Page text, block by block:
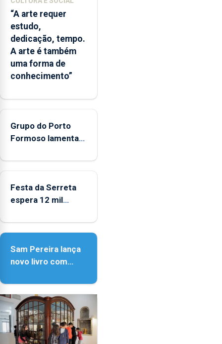
que
o
Oceano
seja
reconhecido
como
Domínio
nacional
“A arte requer
estudo,
dedicação, tempo.
A arte é também
uma forma de
conhecimento”
Grupo do Porto
Formoso lamenta
governo ao folclore
Festa da Serreta
espera 12 mil
Sam Pereira lança
novo livro com
décadas de poesia